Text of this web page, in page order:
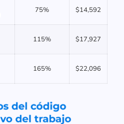
75% $14,592
115% $17,927
165% $22,096